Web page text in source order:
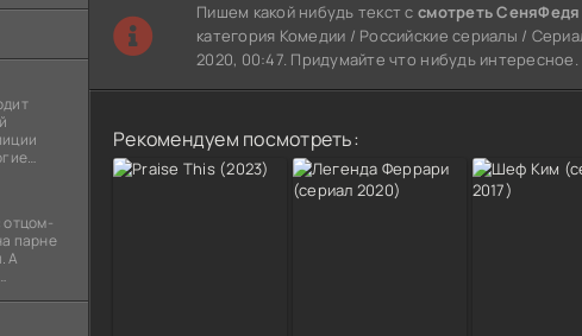
отцом-
парне
А
Пишем какой нибудь текст ссмотреть
категория Комедии / Российские сериалы /
2020, 00:47. Придумайте что нибудь интересное.
Рекомендуем посмотреть: